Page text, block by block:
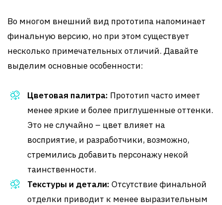
Во многом внешний вид прототипа напоминает
финальную версию, но при этом существует
несколько примечательных отличий. Давайте
выделим основные особенности:
Цветовая палитра: Прототип часто имеет
менее яркие и более приглушенные оттенки.
Это не случайно – цвет влияет на
восприятие, и разработчики, возможно,
стремились добавить персонажу некой
таинственности.
Текстуры и детали: Отсутствие финальной
отделки приводит к менее выразительным